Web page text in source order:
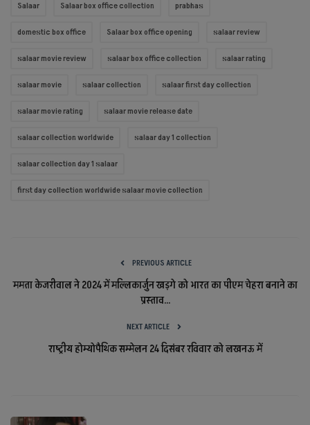
Salaar Salaar box office collection prabhas
domestic box office Salaar box office opening salaar review
salaar movie review salaar box office collection salaar rating
salaar movie salaar collection salaar first day collection
salaar movie rating salaar movie release date
salaar collection worldwide salaar day 1 collection
salaar collection day 1 salaar
first day collection worldwide salaar movie collection
PREVIOUS ARTICLE
ममता केजरीवाल ने 2024 में मल्लिकार्जुन खड़गे को भारत का पीएम चेहरा बनाने का
प्रस्ताव...
NEXT ARTICLE
राष्ट्रीय होम्योपैथिक सम्मेलन 24 दिसंबर रविवार को लखनऊ में